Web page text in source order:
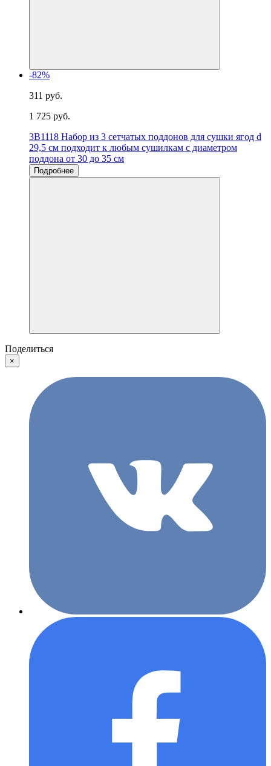
-82%
311 руб.
1 725 руб.
3B1118 Набор из 3 сетчатых поддонов для сушки ягод d
29,5 см подходит к любым сушилкам с диаметром
поддона от 30 до 35 см
Подробнее
Поделиться
×